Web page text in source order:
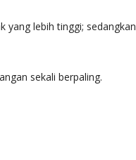
yang lebih tinggi; sedangkan
sekali berpaling.